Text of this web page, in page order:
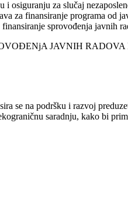
osiguranju za slučaj
za finansiranje programa
sprovođenja javnih
JAVNIH
se na podršku i razvoj
saradnju, kako bi